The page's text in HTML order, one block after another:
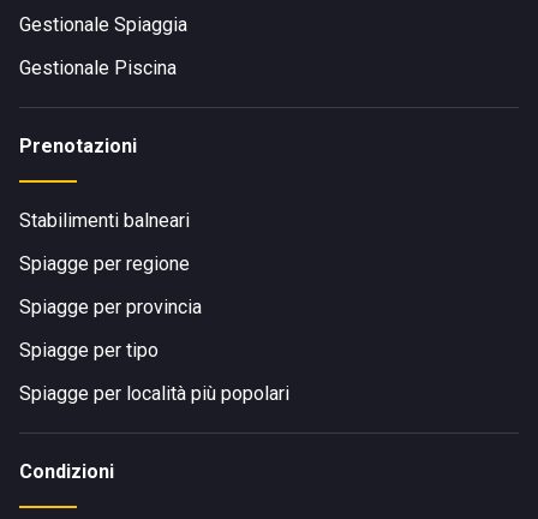
Gestionale Spiaggia
Gestionale Piscina
Prenotazioni
Stabilimenti balneari
Spiagge per regione
Spiagge per provincia
Spiagge per tipo
Spiagge per località più popolari
Condizioni